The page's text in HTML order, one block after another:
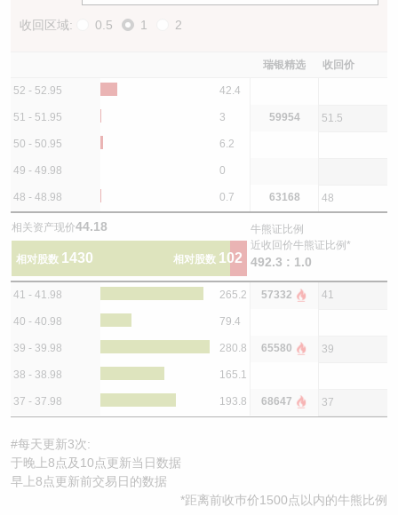
收回区域: 0.5 1 2
瑞银精选 收回价
52 - 52.95 42.4
51 - 51.95 3 59954 51.5
50 - 50.95 6.2
49 - 49.98 0
48 - 48.98 0.7 63168 48
相关资产现价44.18
相对股数 1430 相对股数 102
牛熊证比例
近收回价牛熊证比例*
492.3 : 1.0
41 - 41.98 265.2 57332 41
40 - 40.98 79.4
39 - 39.98 280.8 65580 39
38 - 38.98 165.1
37 - 37.98 193.8 68647 37
#每天更新3次:
于晚上8点及10点更新当日数据
早上8点更新前交易日的数据
*距离前收巿价1500点以内的牛熊比例